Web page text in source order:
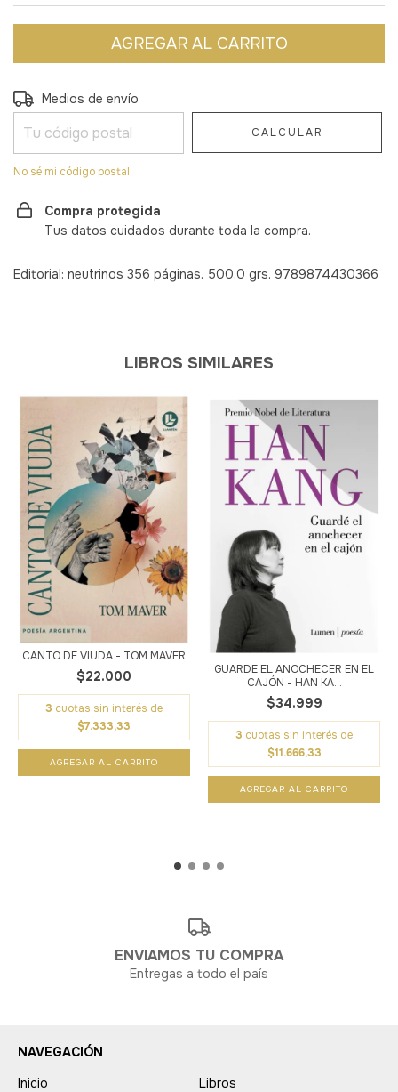
Entregas para el CP:
Medios de envío
CALCULAR
No sé mi código postal
Compra protegida
Tus datos cuidados durante toda la compra.
Editorial: neutrinos 356 páginas. 500.0 grs. 9789874430366
LIBROS SIMILARES
CANTO DE VIUDA - TOM MAVER
$22.000
3 cuotas sin interés de
$7.333,33
GUARDE EL ANOCHECER EN EL
CAJÓN - HAN KA...
$34.999
3 cuotas sin interés de
$11.666,33
ENVIAMOS TU COMPRA
Entregas a todo el país
NAVEGACIÓN
Inicio
Libros